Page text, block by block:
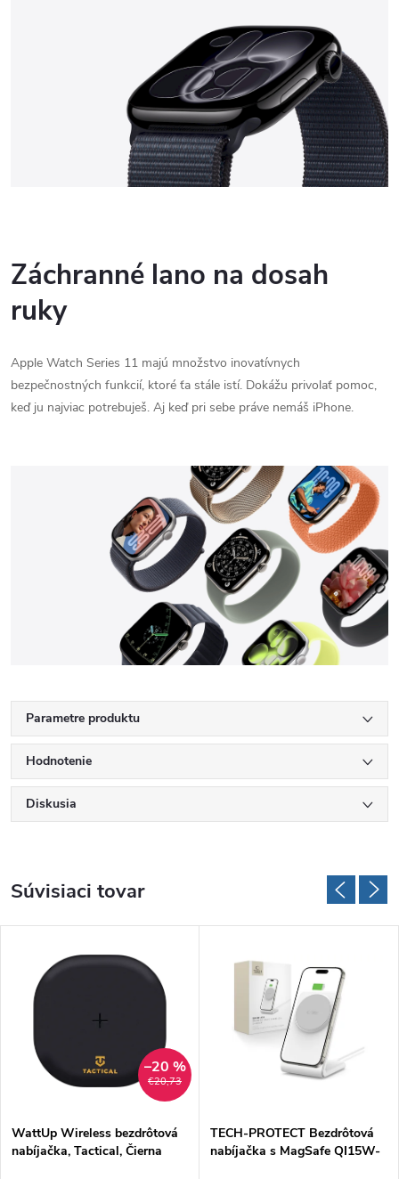
Záchranné lano na dosah
ruky
Apple Watch Series 11 majú množstvo inovatívnych
bezpečnostných funkcií, ktoré ťa stále istí. Dokážu privolať pomoc,
keď ju najviac potrebuješ. Aj keď pri sebe práve nemáš iPhone.
Parametre produktu
Hodnotenie
Diskusia
Súvisiaci tovar
€20,73
–20 %
WattUp Wireless bezdrôtová
nabíjačka, Tactical, Čierna
TECH-PROTECT Bezdrôtová
nabíjačka s MagSafe QI15W-